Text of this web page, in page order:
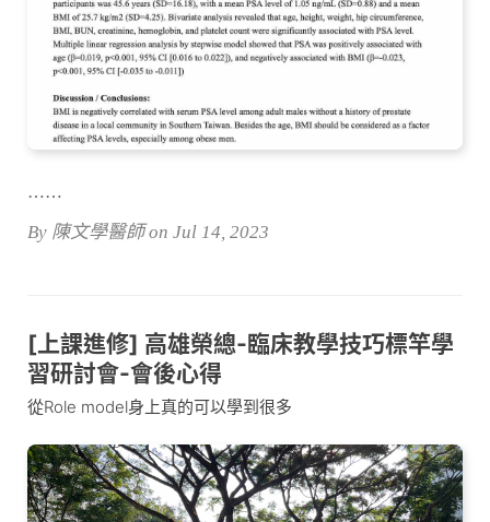
⋯⋯
By 陳文學醫師 on Jul 14, 2023
[上課進修] 高雄榮總-臨床教學技巧標竿學
習研討會-會後心得
從Role model身上真的可以學到很多